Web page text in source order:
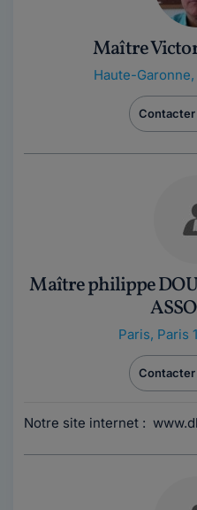
Maître
Haute-Garonne,
Maître philippe
Paris, Paris
Notre site internet :